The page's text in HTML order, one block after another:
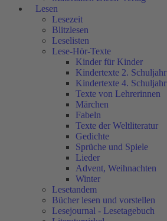
Lesen
Lesezeit
Blitzlesen
Leselisten
Lese-Hör-Texte
Kinder für Kinder
Kindertexte 2. Schuljahr
Kindertexte 4. Schuljahr
Texte von Lehrerinnen
Märchen
Fabeln
Texte der Weltliteratur
Gedichte
Sprüche und Spiele
Lieder
Advent, Weihnachten
Winter
Lesetandem
Bücher lesen und vorstellen
Lesejournal - Lesetagebuch